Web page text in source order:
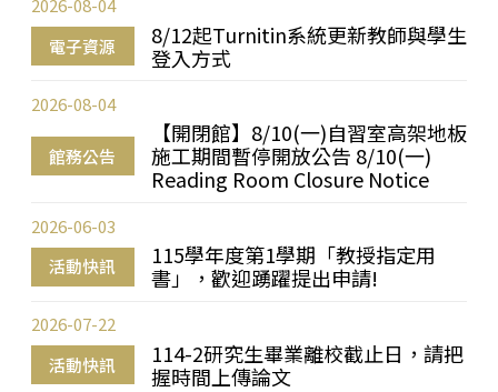
電子資源
8/12起Turnitin系統更新教師與學生
登入方式
2026-08-04
館務公告
【開閉館】8/10(一)自習室高架地板
施工期間暫停開放公告 8/10(一)
Reading Room Closure Notice
2026-08-04
活動快訊
115學年度第1學期「教授指定用
書」，歡迎踴躍提出申請!
2026-06-03
活動快訊
114-2研究生畢業離校截止日，請把
握時間上傳論文
2026-07-22